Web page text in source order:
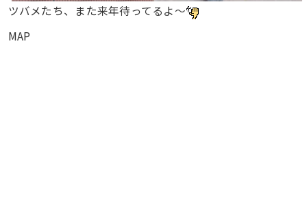
ツバメたち、また来年待ってるよ〜
MAP